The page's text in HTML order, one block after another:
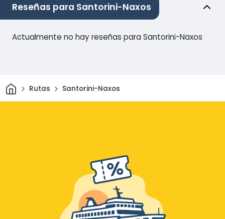
Reseñas para Santorini-Naxos
Actualmente no hay reseñas para Santorini-Naxos
InicioRutas Santorini-Naxos